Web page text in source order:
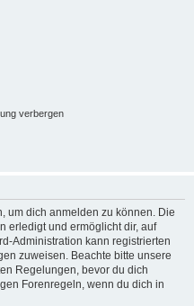
verbergen
um dich anmelden zu können. Die
erledigt und ermöglicht dir, auf
Administration kann registrierten
zuweisen. Beachte bitte unsere
Regelungen, bevor du dich
Forenregeln, wenn du dich in